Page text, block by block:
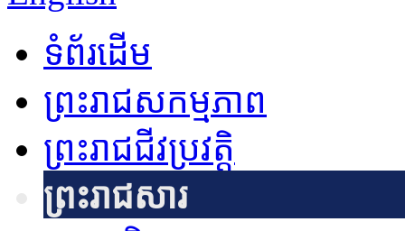
QUINTERO ប្រធានាធិបតីន
ព្រះរាជសារផ្ញើជូន ឯកឧត្ត
ប្រធានាធិបតីនៃសាធារណរដ្ឋ
ព្រះរាជសារផ្ញើជូន ឯកឧត្តម
ប្រធានាធិបតីនៃសាធារណរដ្ឋតួ
ទំព័រដើម
ព្រះរាជសកម្មភាព
ព្រះរាជជីវប្រវត្តិ
ព្រះរាជសារ